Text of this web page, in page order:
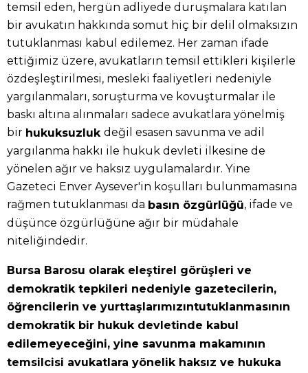
temsil eden, hergün adliyede duruşmalara katılan
bir avukatın hakkında somut hiç bir delil olmaksızın
tutuklanması kabul edilemez. Her zaman ifade
ettiğimiz üzere, avukatların temsil ettikleri kişilerle
özdeşleştirilmesi, mesleki faaliyetleri nedeniyle
yargılanmaları, soruşturma ve kovuşturmalar ile
baskı altına alınmaları sadece avukatlara yönelmiş
bir hukuksuzluk değil esasen savunma ve adil
yargılanma hakkı ile hukuk devleti ilkesine de
yönelen ağır ve haksız uygulamalardır. Yine
Gazeteci Enver Aysever'in koşulları bulunmamasına
rağmen tutuklanması da basın özgürlüğü, ifade ve
düşünce özgürlüğüne ağır bir müdahale
niteliğindedir.
Bursa Barosu olarak eleştirel görüşleri ve
demokratik tepkileri nedeniyle gazetecilerin,
öğrencilerin ve yurttaşlarımızıntutuklanmasının
demokratik bir hukuk devletinde kabul
edilemeyeceğini, yine savunma makamının
temsilcisi avukatlara yönelik haksız ve hukuka